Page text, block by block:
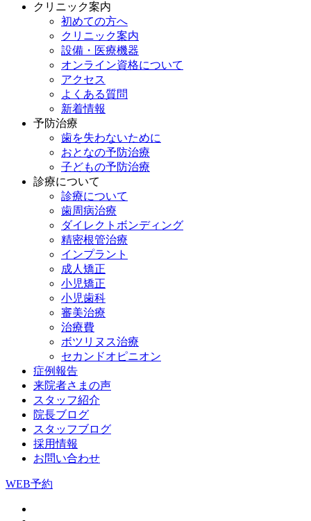
クリニック案内
初めての方へ
クリニック案内
設備・医療機器
オンライン資格について
アクセス
よくある質問
新着情報
予防治療
歯を失わないために
おとなの予防治療
子どもの予防治療
診療について
診療について
歯周病治療
ダイレクトボンディング
精密根管治療
インプラント
成人矯正
小児矯正
小児歯科
審美治療
治療費
ボツリヌス治療
セカンドオピニオン
症例報告
来院者さまの声
スタッフ紹介
院長ブログ
スタッフブログ
採用情報
お問い合わせ
WEB予約